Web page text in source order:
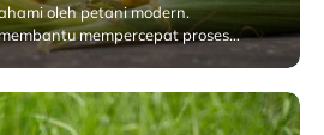
oleh petani modern.
mempercepat proses…
30, 2026